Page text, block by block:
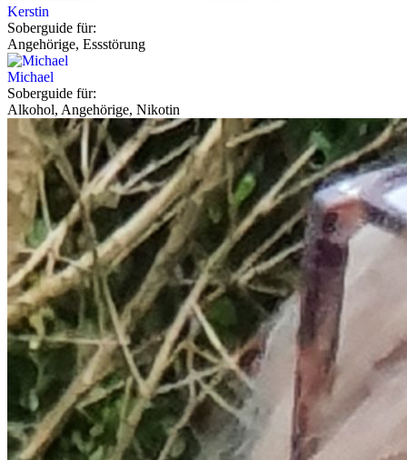
Kerstin
Soberguide für:
Angehörige, Essstörung
Michael
Soberguide für:
Alkohol, Angehörige, Nikotin